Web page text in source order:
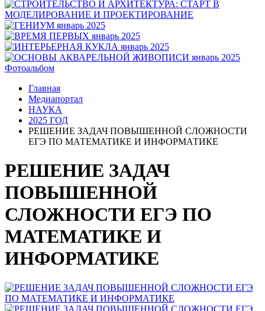
Фотоальбом
Главная
Медиапортал
НАУКА
2025 ГОД
РЕШЕНИЕ ЗАДАЧ ПОВЫШЕННОЙ СЛОЖНОСТИ
ЕГЭ ПО МАТЕМАТИКЕ И ИНФОРМАТИКЕ
РЕШЕНИЕ ЗАДАЧ
ПОВЫШЕННОЙ
СЛОЖНОСТИ ЕГЭ ПО
МАТЕМАТИКЕ И
ИНФОРМАТИКЕ